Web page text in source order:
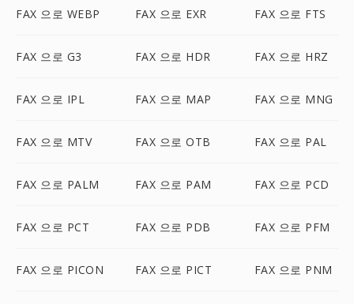
FAX 으로 WEBP FAX 으로 EXR FAX 으로 FTS
FAX 으로 G3 FAX 으로 HDR FAX 으로 HRZ
FAX 으로 IPL FAX 으로 MAP FAX 으로 MNG
FAX 으로 MTV FAX 으로 OTB FAX 으로 PAL
FAX 으로 PALM FAX 으로 PAM FAX 으로 PCD
FAX 으로 PCT FAX 으로 PDB FAX 으로 PFM
FAX 으로 PICON FAX 으로 PICT FAX 으로 PNM